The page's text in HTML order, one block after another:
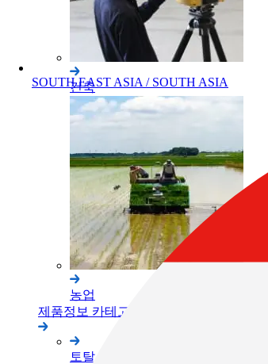
건축
농업
제품정보 카테고리
토탈 스테이션
SOUTH EAST ASIA / SOUTH ASIA